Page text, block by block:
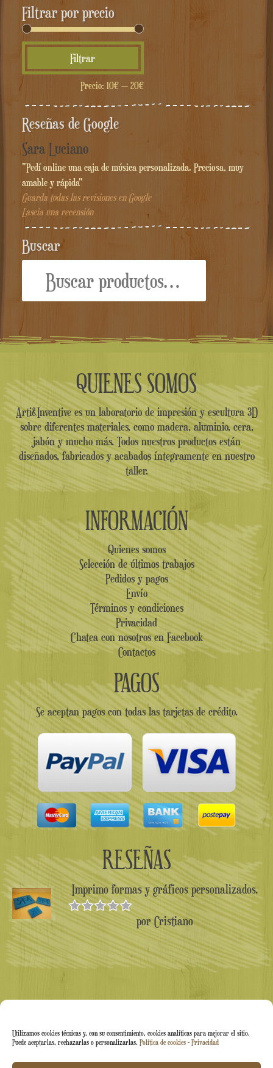
Utilizamos cookies técnicas y, con su consentimiento, cookies analíticas para mejorar el sitio.
Puede aceptarlas, rechazarlas o personalizarlas. Política de cookies - Privacidad
Filtrar por precio
mínimo
máximo
Filtrar
Precio: 10€— 20€
Reseñas de Google
Sara Luciano
"Pedí online una caja de música personalizada. Preciosa, muy
amable y rápida"
Guarda todas las revisiones en Google
Lascia una recensión
Buscar
QUIENES SOMOS
Arti&Inventive es un laboratorio de impresión y escultura 3D
sobre diferentes materiales, como madera, aluminio, cera,
jabón y mucho más. Todos nuestros productos están
diseñados, fabricados y acabados íntegramente en nuestro
taller.
INFORMACIÓN
Quienes somos
Selección de últimos trabajos
Pedidos y pagos
Envío
Términos y condiciones
Privacidad
Chatea con nosotros en Facebook
Contactos
PAGOS
Se aceptan pagos con todas las tarjetas de crédito.
RESEÑAS
Imprimo formas y gráficos personalizados.
Valorado en
5de 5
por Cristiano